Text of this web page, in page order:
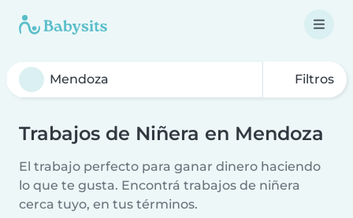
Filtros
Trabajos de Niñera en Mendoza
El trabajo perfecto para ganar dinero haciendo
lo que te gusta. Encontrá trabajos de niñera
cerca tuyo, en tus términos.